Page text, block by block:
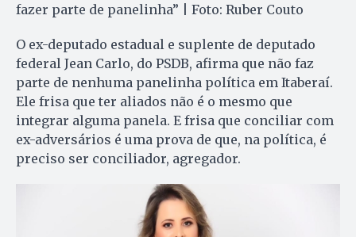
fazer parte de panelinha” | Foto: Ruber Couto
O ex-deputado estadual e suplente de deputado
federal Jean Carlo, do PSDB, afirma que não faz
parte de nenhuma panelinha política em Itaberaí.
Ele frisa que ter aliados não é o mesmo que
integrar alguma panela. E frisa que conciliar com
ex-adversários é uma prova de que, na política, é
preciso ser conciliador, agregador.